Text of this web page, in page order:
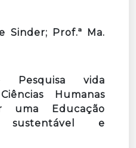
Sinder; Prof.ª Ma.
vida
Humanas
uma Educação
sustentável e